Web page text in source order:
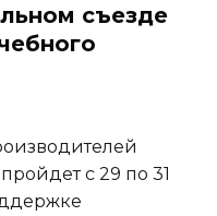
съезде
с 29 по 31